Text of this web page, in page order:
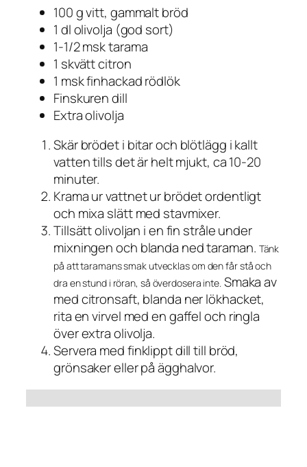
100 g vitt, gammalt bröd
1 dl olivolja (god sort)
1-1/2 msk tarama
1 skvätt citron
1 msk finhackad rödlök
Finskuren dill
Extra olivolja
Skär brödet i bitar och blötlägg i kallt
vatten tills det är helt mjukt, ca 10-20
minuter.
Krama ur vattnet ur brödet ordentligt
och mixa slätt med stavmixer.
Tillsätt olivoljan i en fin stråle under
mixningen och blanda ned taraman. Tänk
på att taramans smak utvecklas om den får stå och
dra en stund i röran, så överdosera inte.Smaka av
med citronsaft, blanda ner lökhacket,
rita en virvel med en gaffel och ringla
över extra olivolja.
Servera med finklippt dill till bröd,
grönsaker eller på ägghalvor.